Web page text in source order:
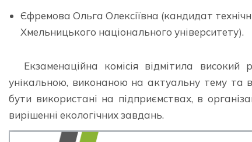
Єфремова Ольга Олексіївна (кандидат
Хмельницького національного університету).
Екзаменаційна комісія відмітила
унікальною, виконаною на актуальну тему та
бути використані на підприємствах, в
вирішенні екологічних завдань.